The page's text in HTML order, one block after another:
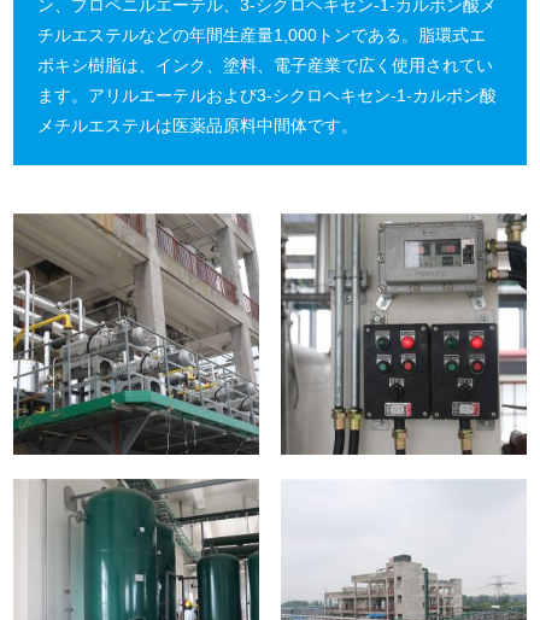
ン、プロペニルエーテル、3-シクロヘキセン-1-カルボン酸メ
チルエステルなどの年間生産量1,000トンである。脂環式エ
ポキシ樹脂は、インク、塗料、電子産業で広く使用されてい
ます。アリルエーテルおよび3-シクロヘキセン-1-カルボン酸
メチルエステルは医薬品原料中間体です。